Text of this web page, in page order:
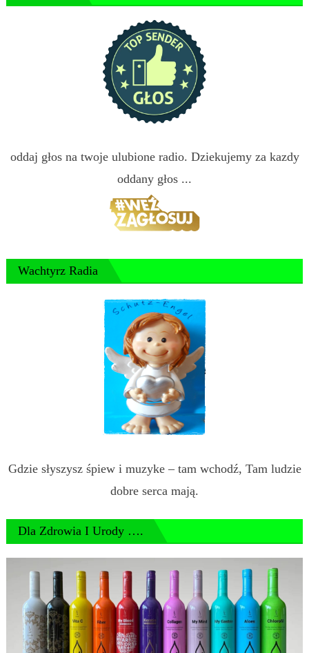
oddaj głos na twoje ulubione radio. Dziekujemy za kazdy
oddany głos ...
Wachtyrz Radia
Gdzie słyszysz śpiew i muzyke – tam wchodź, Tam ludzie
dobre serca mają.
Dla Zdrowia I Urody ….